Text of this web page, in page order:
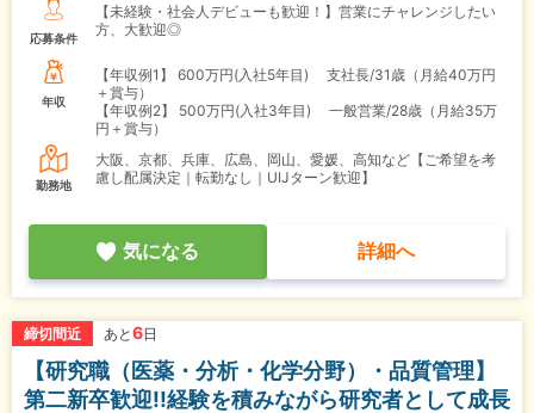
応募条件
【未経験・社会人デビューも歓迎！】営業にチャレンジしたい
方、大歓迎◎
年収
【年収例1】
600万円(入社5年目) 支社長/31歳（月給40万円
＋賞与）
【年収例2】
500万円(入社3年目) 一般営業/28歳（月給35万
円＋賞与）
勤務地
大阪、京都、兵庫、広島、岡山、愛媛、高知など【ご希望を考
慮し配属決定｜転勤なし｜UIJターン歓迎】
気になる 詳細へ
締切間近 あと 6日
【研究職（医薬・分析・化学分野）・品質管理】
第二新卒歓迎!!経験を積みながら研究者として成長